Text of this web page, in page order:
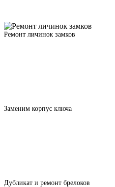
Ремонт личинок замков
Заменим корпус ключа
Дубликат и ремонт брелоков